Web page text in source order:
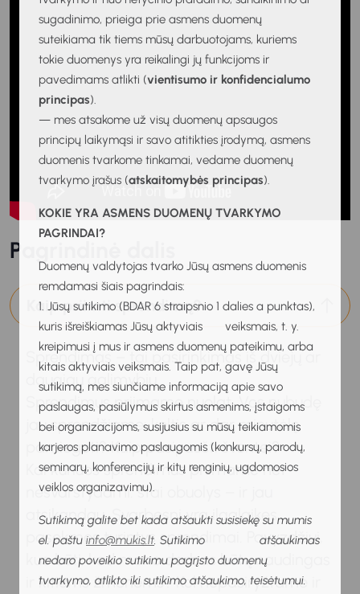
sugadinimo, prieiga prie asmens duomenų
suteikiama tik tiems mūsų darbuotojams, kuriems
tokie duomenys yra reikalingi jų funkcijoms ir
pavedimams atlikti (vientisumo ir konfidencialumo
principas).
— mes atsakome už visų duomenų apsaugos
principų laikymąsi ir savo atitikties įrodymą, asmens
duomenis tvarkome tinkamai, vedame duomenų
tvarkymo įrašus (atskaitomybės principas).
KOKIE YRA ASMENS DUOMENŲ TVARKYMO
PAGRINDAI?
Duomenų valdytojas tvarko Jūsų asmens duomenis
remdamasi šiais pagrindais:
1. Jūsų sutikimo (BDAR 6 straipsnio 1 dalies a punktas),
kuris išreiškiamas Jūsų aktyviais veiksmais, t. y.
kreipimusi į mus ir asmens duomenų pateikimu, arba
kitais aktyviais veiksmais. Taip pat, gavę Jūsų
sutikimą, mes siunčiame informaciją apie savo
paslaugas, pasiūlymus skirtus asmenims, įstaigoms
bei organizacijoms, susijusius su mūsų teikiamomis
karjeros planavimo paslaugomis (konkursų, parodų,
seminarų, konferencijų ir kitų renginių, ugdomosios
veiklos organizavimu).
Sutikimą galite bet kada atšaukti susisiekę su mumis
el. paštu info@mukis.lt. Sutikimo atšaukimas
nedaro poveikio sutikimu pagrįsto duomenų
tvarkymo, atlikto iki sutikimo atšaukimo, teisėtumui.
Pagrindinė dalis
Kaip priimti sprendimą?
Sprendimas – tai pasirinkimas iš dviejų ar
daugiau galimybių.
Sprendimus priimame nuolat. Vos nubudę
jau sprendžiame: keltis ar dar minutėlę
pamiegoti? Kaip pasipuošti šventei?
Kai kuriuos sprendimus priimame net
nesvarstydami: štai obuolys – ir jau
atsikandau. Svarbesni yra ilgalaikes
pasekmes turintys sprendimai. Pavyzdžiui,
kuo būti, kad mano darbas būtų naudingas
ir kitiems žmonėms? Kol nepasiryžtame ir